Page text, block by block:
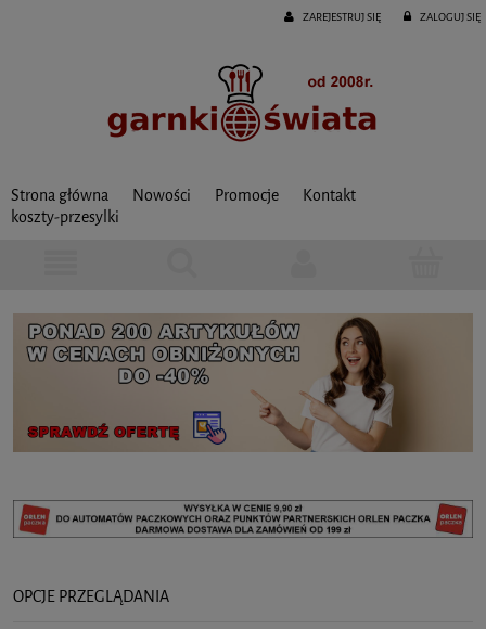
ZAREJESTRUJ SIĘ ZALOGUJ SIĘ
Strona główna Nowości Promocje
Kontakt
koszty-przesylki
OPCJE PRZEGLĄDANIA